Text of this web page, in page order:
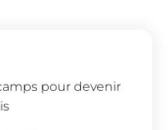
pour devenir